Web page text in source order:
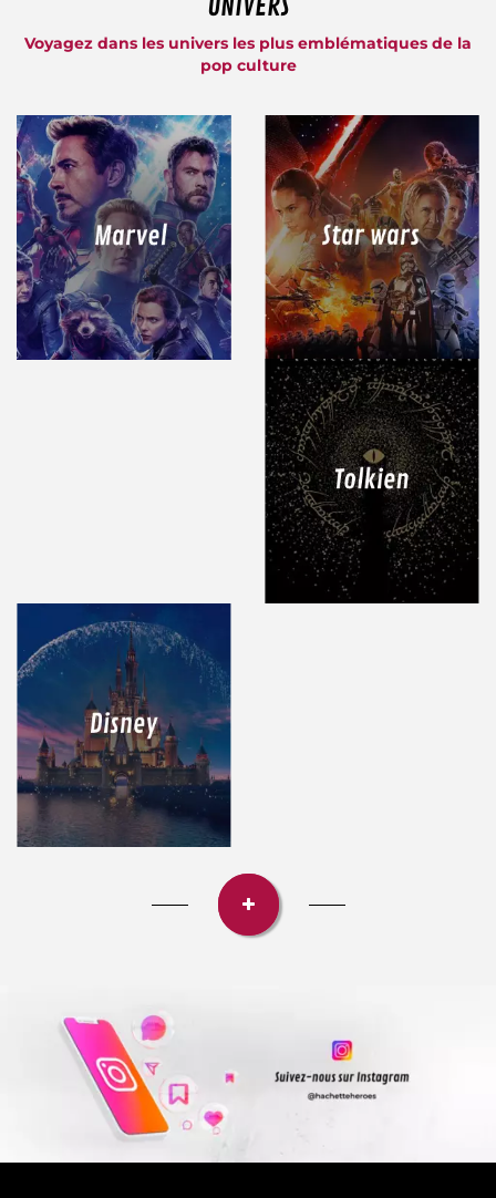
Voyagez dans les univers les plus emblématiques de la
pop culture